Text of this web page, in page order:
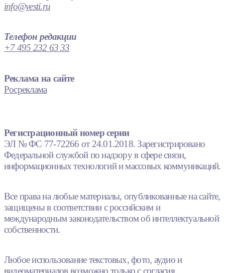
info@vesti.ru
Телефон редакции
+7 495 232 63 33
Реклама на сайте
Росреклама
Регистрационный номер серии
ЭЛ № ФС 77-72266 от 24.01.2018. Зарегистрировано
Федеральной службой по надзору в сфере связи,
информационных технологий и массовых коммуникаций.
Все права на любые материалы, опубликованные на сайте,
защищены в соответствии с российским и
международным законодательством об интеллектуальной
собственности.
Любое использование текстовых, фото, аудио и
видеоматериалов возможно только с согласия